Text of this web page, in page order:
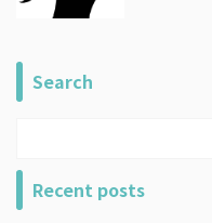
Search
Recent posts